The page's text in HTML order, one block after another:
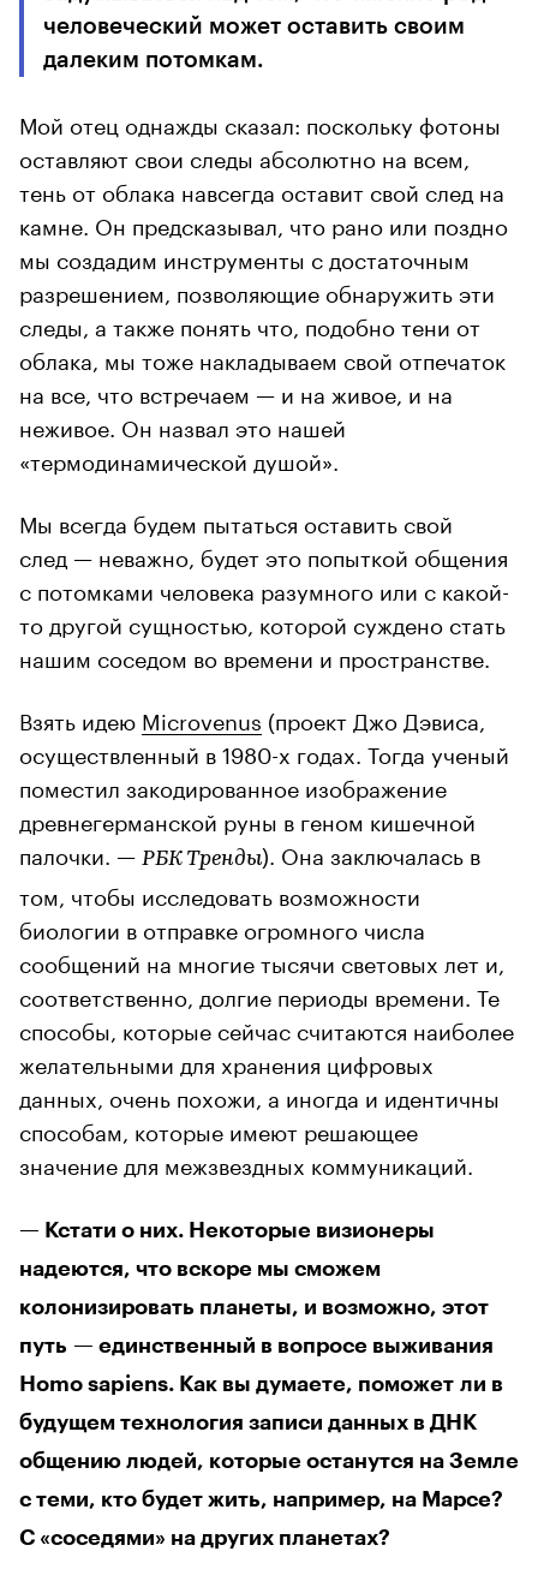
человеческий может оставить своим
далеким потомкам.
Мой отец однажды сказал: поскольку фотоны
оставляют свои следы абсолютно на всем,
тень от облака навсегда оставит свой след на
камне. Он предсказывал, что рано или поздно
мы создадим инструменты с достаточным
разрешением, позволяющие обнаружить эти
следы, а также понять что, подобно тени от
облака, мы тоже накладываем свой отпечаток
на все, что встречаем — и на живое, и на
неживое. Он назвал это нашей
«термодинамической душой».
Мы всегда будем пытаться оставить свой
след — неважно, будет это попыткой общения
с потомками человека разумного или с какой-
то другой сущностью, которой суждено стать
нашим соседом во времени и пространстве.
Взять идею Microvenus (проект Джо Дэвиса,
осуществленный в 1980-х годах. Тогда ученый
поместил закодированное изображение
древнегерманской руны в геном кишечной
палочки. — РБК Тренды). Она заключалась в
том, чтобы исследовать возможности
биологии в отправке огромного числа
сообщений на многие тысячи световых лет и,
соответственно, долгие периоды времени. Те
способы, которые сейчас считаются наиболее
желательными для хранения цифровых
данных, очень похожи, а иногда и идентичны
способам, которые имеют решающее
значение для межзвездных коммуникаций.
— Кстати о них. Некоторые визионеры
надеются, что вскоре мы сможем
колонизировать планеты, и возможно, этот
путь — единственный в вопросе выживания
Homo sapiens. Как вы думаете, поможет ли в
будущем технология записи данных в ДНК
общению людей, которые останутся на Земле
с теми, кто будет жить, например, на Марсе?
С «соседями» на других планетах?